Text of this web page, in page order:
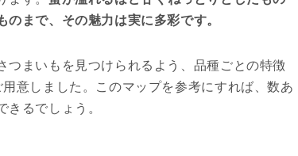
まで、その魅力は実に多彩です。
つまいもを見つけられるよう、品種ごとの特徴
意しました。このマップを参考にすれば、数あ
るでしょう。